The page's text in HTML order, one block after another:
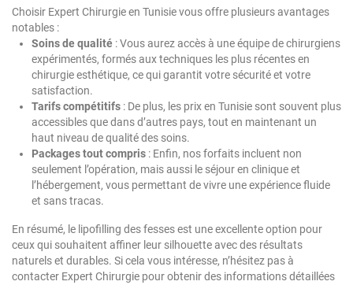
Choisir Expert Chirurgie en Tunisie vous offre plusieurs avantages
notables :
Soins de qualité : Vous aurez accès à une équipe de chirurgiens
expérimentés, formés aux techniques les plus récentes en
chirurgie esthétique, ce qui garantit votre sécurité et votre
satisfaction.
Tarifs compétitifs : De plus, les prix en Tunisie sont souvent plus
accessibles que dans d’autres pays, tout en maintenant un
haut niveau de qualité des soins.
Packages tout compris : Enfin, nos forfaits incluent non
seulement l’opération, mais aussi le séjour en clinique et
l’hébergement, vous permettant de vivre une expérience fluide
et sans tracas.
En résumé, le lipofilling des fesses est une excellente option pour
ceux qui souhaitent affiner leur silhouette avec des résultats
naturels et durables. Si cela vous intéresse, n’hésitez pas à
contacter Expert Chirurgie pour obtenir des informations détaillées